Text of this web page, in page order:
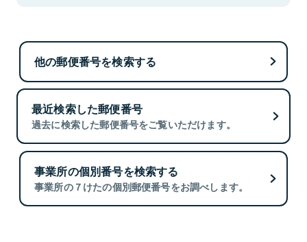
他の郵便番号を検索する
最近検索した郵便番号
過去に検索した郵便番号をご覧いただけます。
事業所の個別番号を検索する
事業所の７けたの個別郵便番号をお調べします。